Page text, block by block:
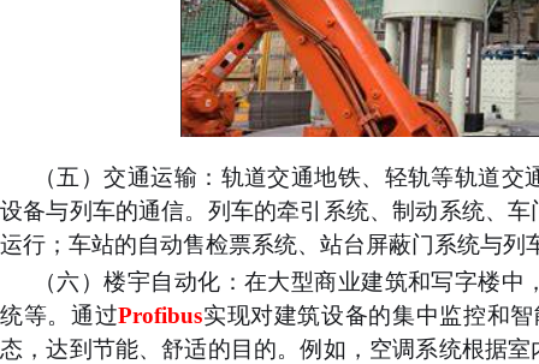
（五）交通运输： 轨道交通地铁、轻轨等轨道交
设备与列车的通信。列车的牵引系统、制动系统、车
运行；车站的自动售检票系统、站台屏蔽门系统与列
（六）楼宇自动化： 在大型商业建筑和写字楼中
统等。通过Profibus实现对建筑设备的集中监控和
态，达到节能、舒适的目的。例如，空调系统根据